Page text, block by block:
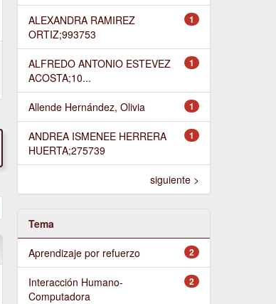
1
ALEXANDRA RAMIREZ
ORTIZ;993753
1
ALFREDO ANTONIO ESTEVEZ
ACOSTA;10...
1
Allende Hernández, Olivia
1
ANDREA ISMENEE HERRERA
HUERTA;275739
siguiente >
Tema
2
Aprendizaje por refuerzo
2
Interacción Humano-
Computadora